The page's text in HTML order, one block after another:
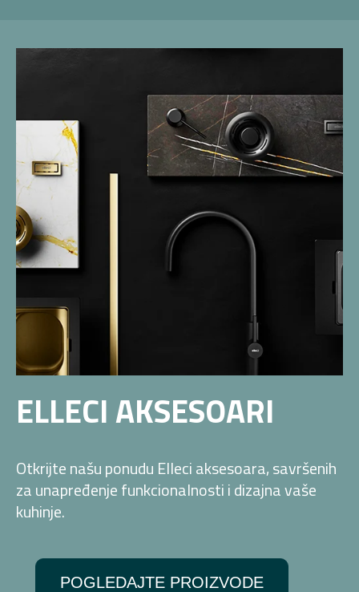
ELLECI AKSESOARI
Otkrijte našu ponudu Elleci aksesoara, savršenih
za unapređenje funkcionalnosti i dizajna vaše
kuhinje.
POGLEDAJTE PROIZVODE